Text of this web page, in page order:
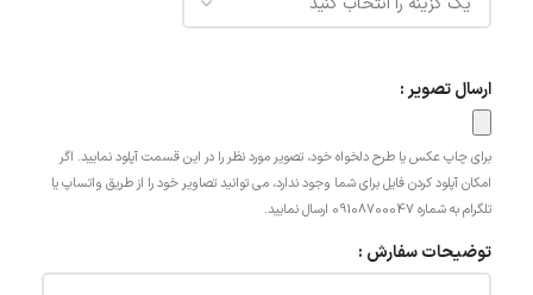
ارسال تصویر :
برای چاپ عکس یا طرح دلخواه خود، تصویر مورد نظر را در این قسمت آپلود نمایید. اگر
امکان آپلود کردن فایل برای شما وجود ندارد، می توانید تصاویر خود را از طریق واتساپ یا
تلگرام به شماره 09108700047 ارسال نمایید.
توضیحات سفارش :